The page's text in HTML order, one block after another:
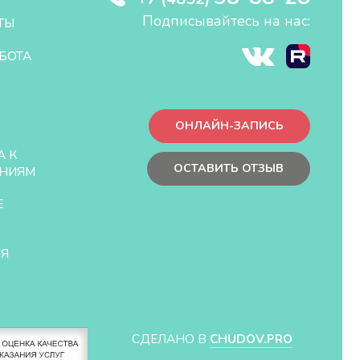
К
Подписывайтесь на нас:
ОНЛАЙН-ЗАПИСЬ
ОСТАВИТЬ ОТЗЫВ
СДЕЛАНО В CHUDOV.PRO